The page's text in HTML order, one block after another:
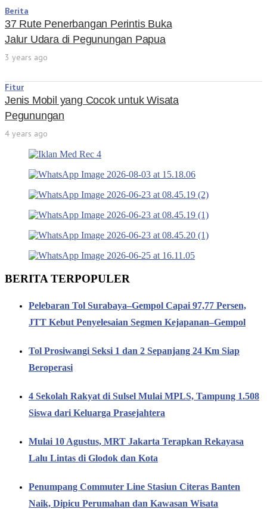
Berita
37 Rute Penerbangan Perintis Buka
Jalur Udara di Pegunungan Papua
3 years ago
Fitur
Jenis Mobil yang Cocok untuk Wisata
Pegunungan
4 years ago
BERITA TERPOPULER
Pelebaran Tol Surabaya–Gempol Capai 97,77 Persen,
JTT Kebut Penyelesaian Segmen Kejapanan–Gempol
Tol Prosiwangi Seksi 1 dan 2 Sepanjang 24 Km Siap
Beroperasi
4 Sekolah Rakyat di Sulsel Mulai MPLS, Tampung 1.508
Siswa dari Keluarga Prasejahtera
Mulai 10 Agustus, MRT Jakarta Terapkan Rekayasa
Lalu Lintas di Glodok dan Kota
Penumpang Commuter Line Stasiun Citeras Banten
Naik, Dipicu Perumahan dan Kawasan Wisata